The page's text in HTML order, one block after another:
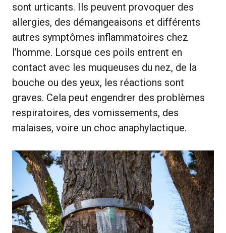
sont urticants. Ils peuvent provoquer des
allergies, des démangeaisons et différents
autres symptômes inflammatoires chez
l’homme. Lorsque ces poils entrent en
contact avec les muqueuses du nez, de la
bouche ou des yeux, les réactions sont
graves. Cela peut engendrer des problèmes
respiratoires, des vomissements, des
malaises, voire un choc anaphylactique.